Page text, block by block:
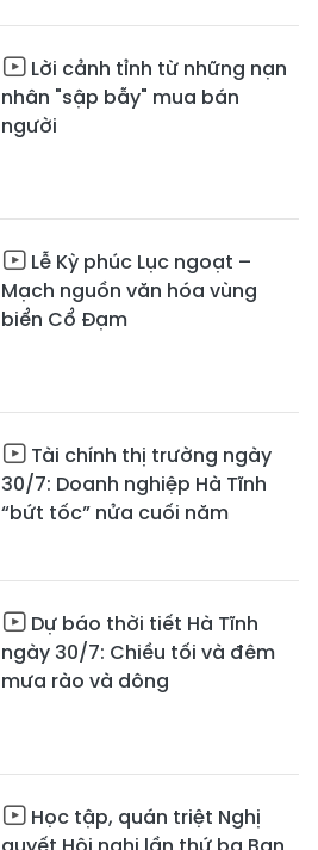
Lời cảnh tỉnh từ những nạn
nhân "sập bẫy" mua bán
người
Lễ Kỳ phúc Lục ngoạt –
Mạch nguồn văn hóa vùng
biển Cổ Đạm
Tài chính thị trường ngày
30/7: Doanh nghiệp Hà Tĩnh
“bứt tốc” nửa cuối năm
Dự báo thời tiết Hà Tĩnh
ngày 30/7: Chiều tối và đêm
mưa rào và dông
Học tập, quán triệt Nghị